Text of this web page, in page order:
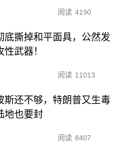
阅读 4190
底撕掉和平面具，公然发
性武器！
阅读 11013
斯还不够，特朗普又生毒
地也要封
阅读 8407